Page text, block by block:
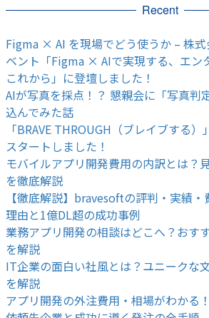
Recent
Figma × AI を現場でどう使うか – 株
ベント「Figma × AIで実現する、エン
これから」に登壇しました！
AIが写真を採点！？ 懇親会に「写真判
込んでみた話
「BRAVE THROUGH（ブレイブする
スタートしました！
モバイルアプリ開発費用の内訳とは？
を徹底解説
【徹底解説】bravesoftの評判・実績
理由と1億DL超の成功事例
業務アプリ開発の相談はどこへ？おす
を解説
IT企業の面白い社風とは？ユニークな
を解説
アプリ開発の外注費用・相場がわかる